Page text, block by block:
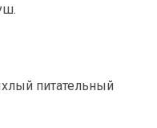
питательный